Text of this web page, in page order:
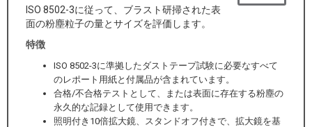
ISO 8502-3に従って、ブラスト研掃された表
面の粉塵粒子の量とサイズを評価します。
特徴
ISO 8502-3に準拠したダストテープ試験に必要なすべて
のレポート用紙と付属品が含まれています。
合格/不合格テストとして、または表面に存在する粉塵の
永久的な記録として使用できます。
照明付き10倍拡大鏡、スタンドオフ付きで、拡大鏡を基